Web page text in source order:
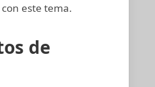
este tema.
de